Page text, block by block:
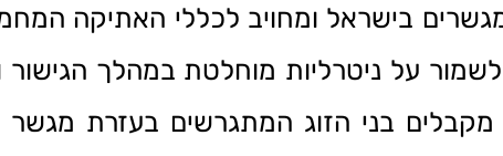
בישראל ומחויב לכללי האתיקה
לשמור על ניטרליות מוחלטת במהלך
בני הזוג המתגרשים בעזרת מגשר